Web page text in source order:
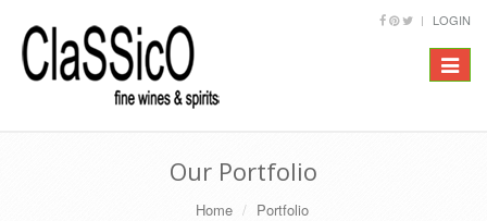
LOGIN
Toggle
Our Portfolio
Home Portfolio